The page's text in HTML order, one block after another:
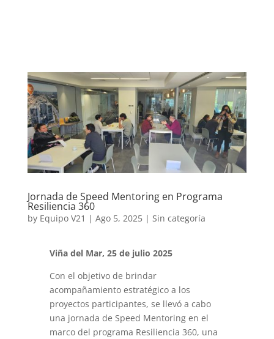
Jornada de Speed Mentoring en Programa
Resiliencia 360
by Equipo V21 | Ago 5, 2025| Sin categoría
Viña del Mar, 25 de julio 2025
Con el objetivo de brindar
acompañamiento estratégico a los
proyectos participantes, se llevó a cabo
una jornada de Speed Mentoring en el
marco del programa Resiliencia 360, una